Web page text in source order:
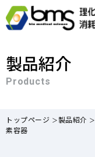
製品紹介
Products
トップページ 製品紹介
素容器